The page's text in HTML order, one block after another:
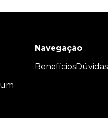
Navegação
BenefíciosDúvidas